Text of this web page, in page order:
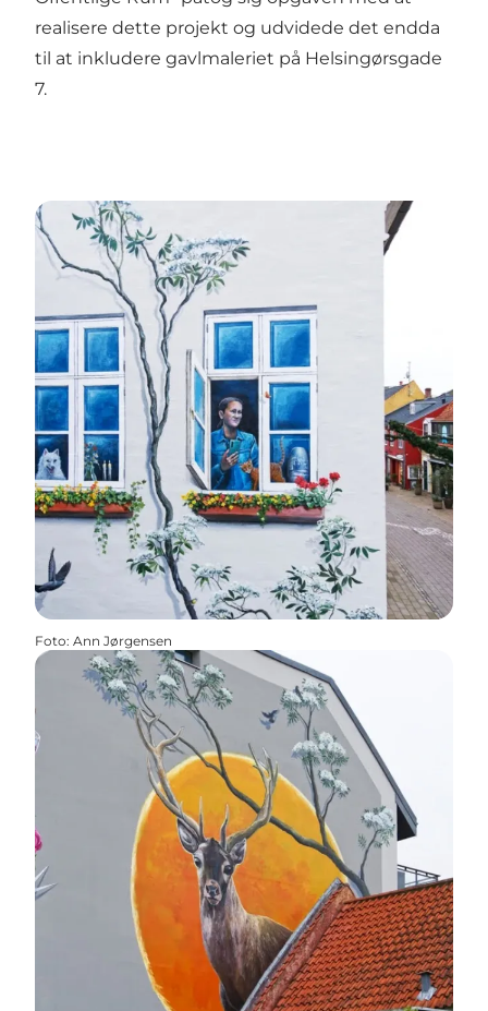
realisere dette projekt og udvidede det endda
til at inkludere gavlmaleriet på Helsingørsgade
7.
Foto: Ann Jørgensen